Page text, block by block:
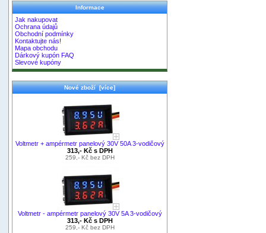
Informace
Jak nakupovat
Ochrana údajů
Obchodní podmínky
Kontaktujte nás!
Mapa obchodu
Dárkový kupón FAQ
Slevové kupóny
Nové zboží [více]
Voltmetr + ampérmetr panelový 30V 50A 3-vodičový
313,- Kč s DPH
259,- Kč bez DPH
Voltmetr - ampérmetr panelový 30V 5A 3-vodičový
313,- Kč s DPH
259,- Kč bez DPH